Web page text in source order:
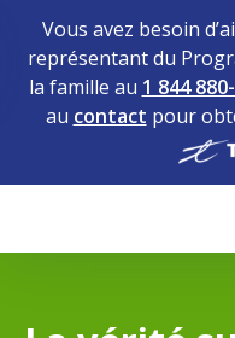
Vous avez besoin
représentant du
la famille au 1 844
au contact pour